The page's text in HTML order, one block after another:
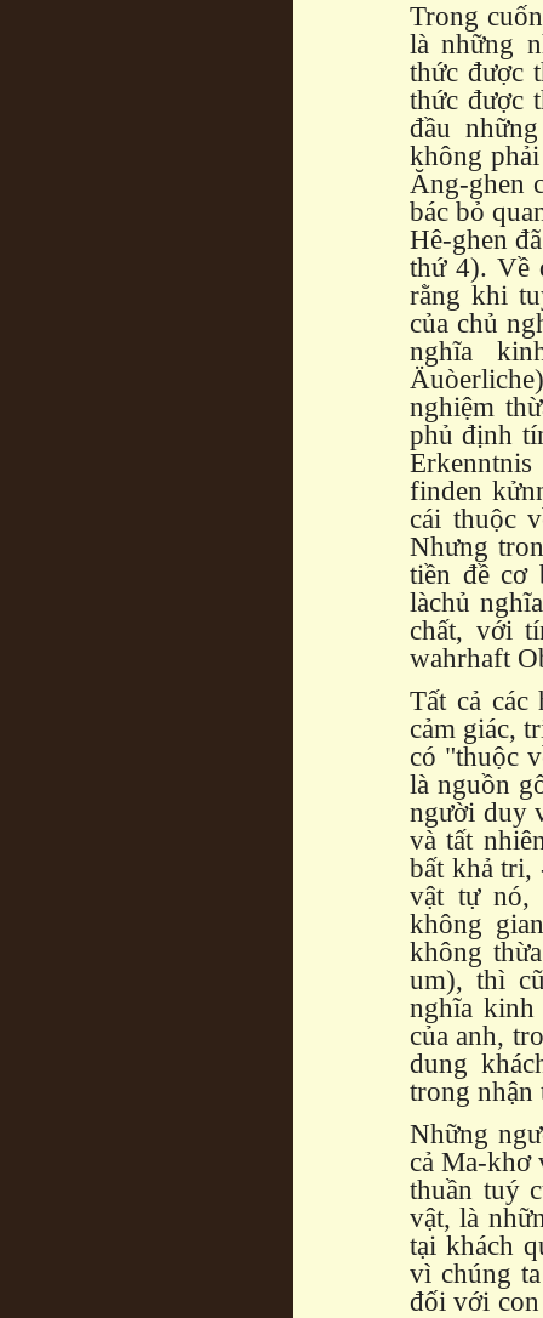
Trong
là những
thức được
thức được
đầu
không
Ăng-ghen
bác bỏ
Hê-ghen
thứ 4). Về
rằng khi
của chủ
nghĩa
nghiệm
phủ định
finden
cái thuộc
Nhưng
tiền đề cơ
làchủ
chất, với
wahrhaft
Tất cả các
cảm giác,
có "thuộc
là nguồn
người duy
và tất
bất khả tri,
vật tự nó,
không
không
um), thì
nghĩa kinh
của anh,
dung
trong nhận
Những
cả Ma-khơ
thuần tuý
vật, là
tại khách
vì chúng
đối với con